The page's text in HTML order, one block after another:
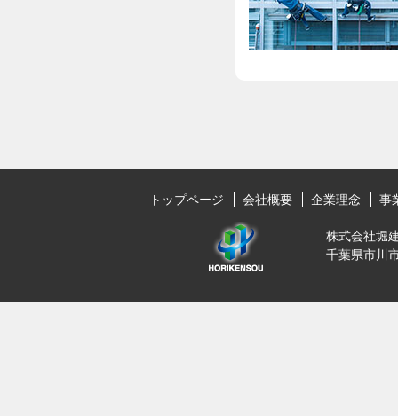
トップページ 会社概要 企業理念 事
株式会社堀
千葉県市